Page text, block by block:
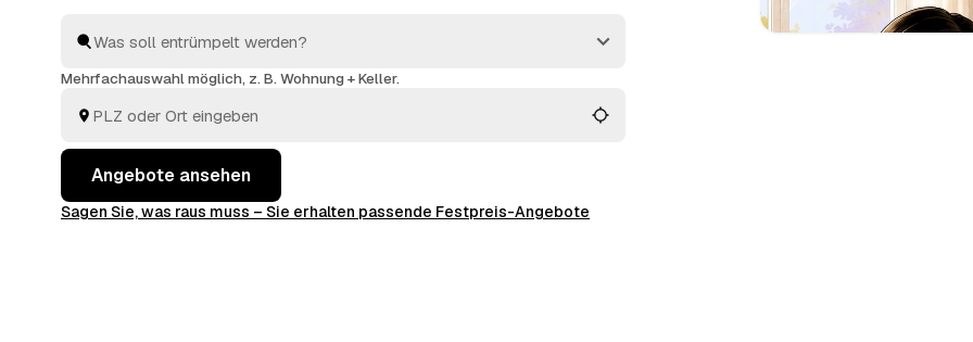
und sehen direkt, welches Angebot am besten passt.
Mehrfachauswahl möglich, z. B. Wohnung + Keller.
Angebote ansehen
Sagen Sie, was raus muss – Sie erhalten passende Festpreis-Angebote